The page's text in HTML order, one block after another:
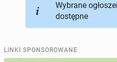
TOWARZYSKIE
Wybrane
dostępne
LINKI SPONSOROWANE